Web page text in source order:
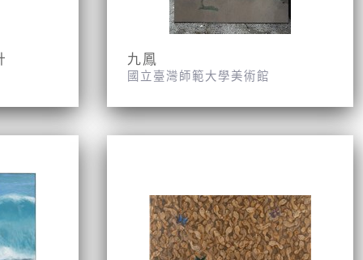
九鳳
國立臺灣師範大學美術館